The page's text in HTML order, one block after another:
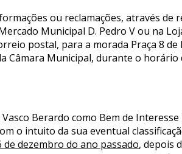
ou reclamações, através de
Municipal D. Pedro V ou na
postal, para a morada Praça 8 de
Municipal, durante o horário
Berardo como Bem de
o intuito da sua eventual
dezembro do ano passado, depois